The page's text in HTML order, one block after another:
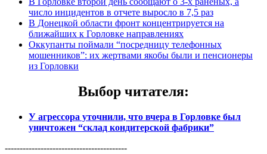
число инцидентов в отчете выросло в 7,5 раз
В Донецкой области фронт концентрируется на
ближайших к Горловке направлениях
Оккупанты поймали “посредницу телефонных
мошенников”: их жертвами якобы были и пенсионеры
из Горловки
Выбор читателя:
У агрессора уточнили, что вчера в Горловке был
уничтожен “склад кондитерской фабрики”
-----------------------------------------